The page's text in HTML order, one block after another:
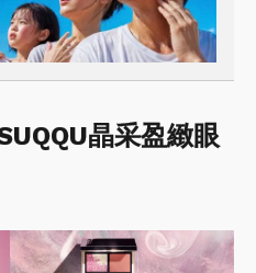
晶采盈緻眼